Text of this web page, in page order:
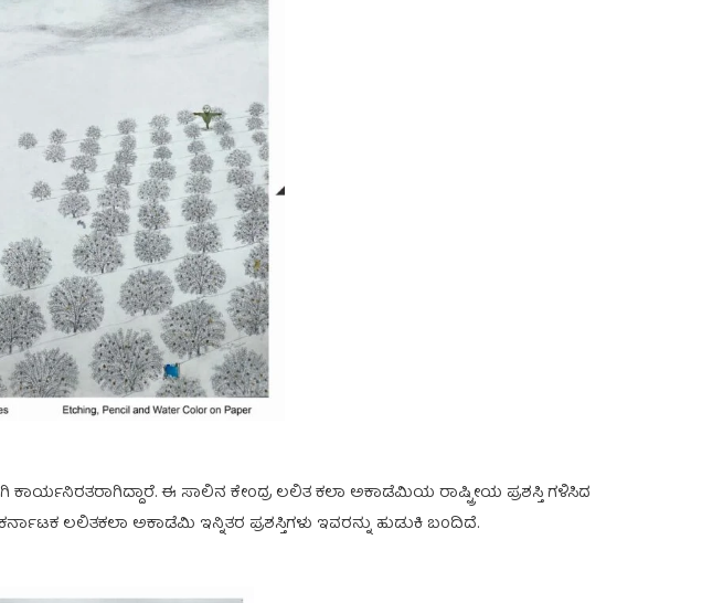
ಕಾರ್ಯನಿರತರಾಗಿದ್ದಾರೆ. ಈ ಸಾಲಿನ ಕೇಂದ್ರ ಲಲಿತ ಕಲಾ ಅಕಾಡೆಮಿಯ ರಾಷ್ಟ್ರೀಯ ಪ್ರಶಸ್ತಿ ಗಳಿಸಿದ
ಲಲಿತಕಲಾ ಅಕಾಡೆಮಿ ಇನ್ನಿತರ ಪ್ರಶಸ್ತಿಗಳು ಇವರನ್ನು ಹುಡುಕಿ ಬಂದಿದೆ.